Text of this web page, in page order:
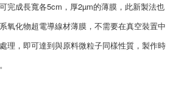
完成長寬各5cm，厚2µm的薄膜，此新製法也
氧化物超電導線材薄膜，不需要在真空裝置中
理，即可達到與原料微粒子同樣性質，製作時